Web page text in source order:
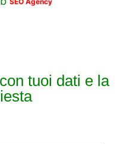
tuoi dati e la